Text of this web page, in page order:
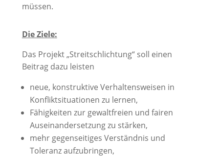
müssen.
Die Ziele:
Das Projekt „Streitschlichtung“ soll einen
Beitrag dazu leisten
neue, konstruktive Verhaltensweisen in
Konfliktsituationen zu lernen,
Fähigkeiten zur gewaltfreien und fairen
Auseinandersetzung zu stärken,
mehr gegenseitiges Verständnis und
Toleranz aufzubringen,